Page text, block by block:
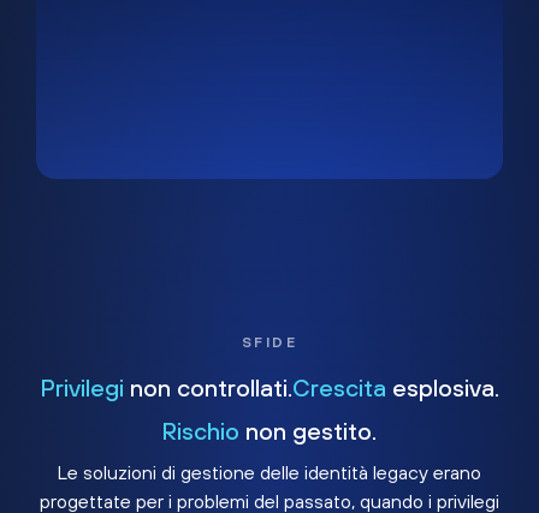
SFIDE
Privilegi non controllati. Crescita esplosiva.
Rischio non gestito.
Le soluzioni di gestione delle identità legacy erano
progettate per i problemi del passato, quando i privilegi